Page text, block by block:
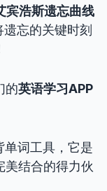
宾浩斯遗忘曲线
遗忘的关键时刻
的英语学习APP
单词工具，它是
美结合的得力伙